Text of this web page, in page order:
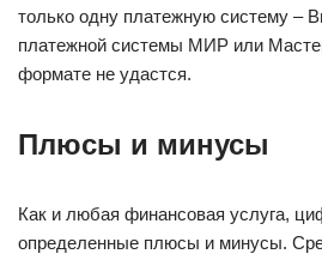
только одну платежную систему –
платежной системы МИР или
формате не удастся.
Плюсы и минусы
Как и любая финансовая услуга,
определенные плюсы и минусы.